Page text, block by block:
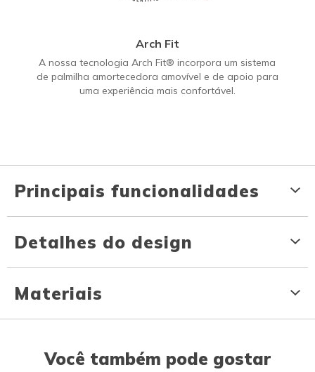
Arch Fit
A nossa tecnologia Arch Fit® incorpora um sistema
de palmilha amortecedora amovível e de apoio para
uma experiência mais confortável.
Principais funcionalidades
Detalhes do design
Materiais
Você também pode gostar